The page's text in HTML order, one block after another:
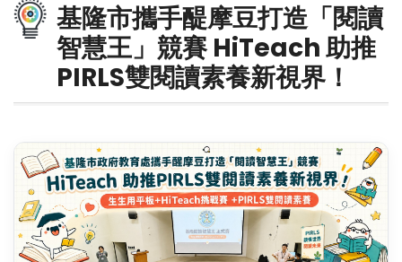
基隆市攜手醍摩豆打造「閱讀
智慧王」競賽 HiTeach 助推
PIRLS雙閱讀素養新視界！